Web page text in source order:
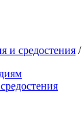
и средостения /